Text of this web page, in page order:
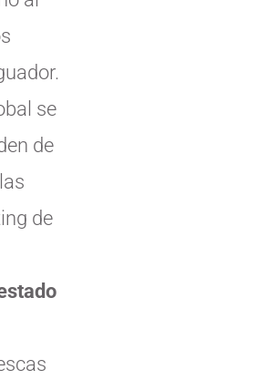
se
de
de